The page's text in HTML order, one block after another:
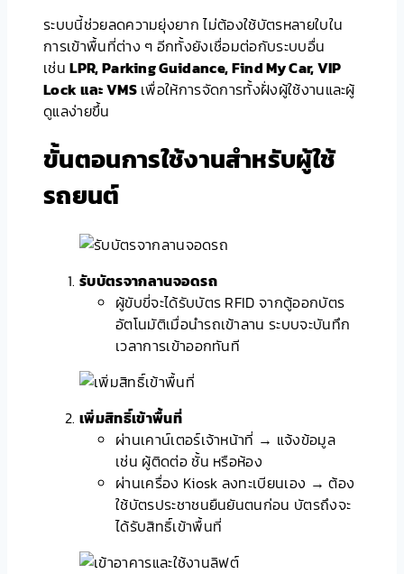
ระบบนี้ช่วยลดความยุ่งยาก ไม่ต้องใช้บัตรหลายใบใน
การเข้าพื้นที่ต่าง ๆ อีกทั้งยังเชื่อมต่อกับระบบอื่น
เช่นLPR, Parking Guidance, Find My Car, VIP
Lock และ VMSเพื่อให้การจัดการทั้งฝั่งผู้ใช้งานและผู้
ดูแลง่ายขึ้น
ขั้นตอนการใช้งานสำหรับผู้ใช้
รถยนต์
รับบัตรจากลานจอดรถ
ผู้ขับขี่จะได้รับบัตร RFID จากตู้ออกบัตร
อัตโนมัติเมื่อนำรถเข้าลาน ระบบจะบันทึก
เวลาการเข้าออกทันที
เพิ่มสิทธิ์เข้าพื้นที่
ผ่านเคาน์เตอร์เจ้าหน้าที่ → แจ้งข้อมูล
เช่น ผู้ติดต่อ ชั้น หรือห้อง
ผ่านเครื่อง Kiosk ลงทะเบียนเอง → ต้อง
ใช้บัตรประชาชนยืนยันตนก่อน บัตรถึงจะ
ได้รับสิทธิ์เข้าพื้นที่